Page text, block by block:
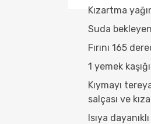
Kızartma
Suda
Fırını 165
1 yemek
Kıymayı
salçası ve
Isıya